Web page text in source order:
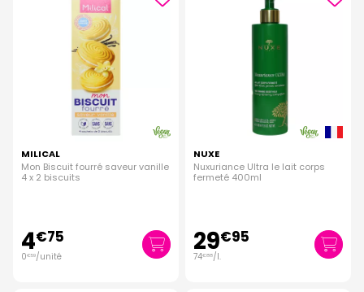
MILICAL
Mon Biscuit fourré saveur vanille
4 x 2 biscuits
4€75
0€59/unité
NUXE
Nuxuriance Ultra le lait corps
fermeté 400ml
29€95
74€88/l.